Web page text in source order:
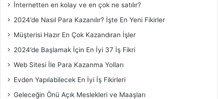
İnternetten en kolay ve en çok ne satılır?
2024’de Nasıl Para Kazanılır? İşte En Yeni Fikirler
Müşterisi Hazır En Çok Kazandıran İşler
2024’de Başlamak İçin En İyi 37 İş Fikri
Web Sitesi İle Para Kazanma Yolları
Evden Yapılabilecek En İyi İş Fikirleri
Geleceğin Önü Açık Meslekleri ve Maaşları